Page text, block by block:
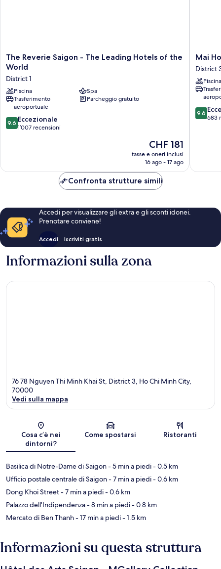
The
Reverie
-
The
Leading
Hotels
of
the
The Reverie Saigon - The Leading Hotels of the
World
District 1
Piscina
Spa
Trasferimento
aeroportuale
Parcheggio gratuito
9.6
su
9.6 Eccezionale
1’007 recensioni
Il
prezzo
attuale
CHF 181
CHF 181
tasse e oneri inclusi
16 ago - 17 ago
Mai
House
Saigon
Hotel
District
Mai
District
Piscina
9.6
su
9.6
683
Confronta strutture simili
Accedi per visualizzare gli extra e gli sconti idonei.
Prenotare conviene!
Accedi Iscriviti gratis
Informazioni sulla zona
76 78 Nguyen Thi Minh Khai St, District 3, Ho Chi Minh City,
70000
Vedi sulla mappa
Cosa c’è nei
dintorni?
Come spostarsi Ristoranti
Basilica di Notre-Dame di Saigon- 5 min a piedi- 0.5 km
Ufficio postale centrale di Saigon- 7 min a piedi- 0.6 km
Dong Khoi Street- 7 min a piedi- 0.6 km
Palazzo dell'Indipendenza- 8 min a piedi- 0.8 km
Mercato di Ben Thanh- 17 min a piedi- 1.5 km
Informazioni su questa struttura